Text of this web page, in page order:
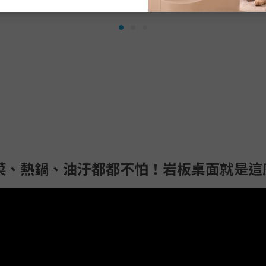
、熱鍋、油汙都都不怕！岩板桌面就是